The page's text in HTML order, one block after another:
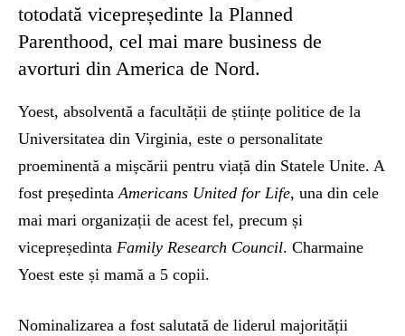
totodată vicepreședinte la Planned
Parenthood, cel mai mare business de
avorturi din America de Nord.
Yoest, absolventă a facultății de științe politice de la
Universitatea din Virginia, este o personalitate
proeminentă a mișcării pentru viață din Statele Unite. A
fost președintaAmericans United for Life, una din cele
mai mari organizații de acest fel, precum și
vicepreședinta Family Research Council. Charmaine
Yoest este și mamă a 5 copii.
Nominalizarea a fost salutată de liderul majorității